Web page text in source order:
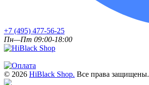
+7 (495) 477-56-25
Пн—Пт 09:00-18:00
© 2026 HiBlack Shop. Все права защищены.